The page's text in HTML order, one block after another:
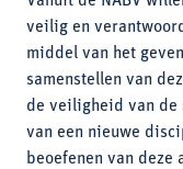
veilig en
middel van het
samenstellen van
de veiligheid van de
van een nieuwe
beoefenen van